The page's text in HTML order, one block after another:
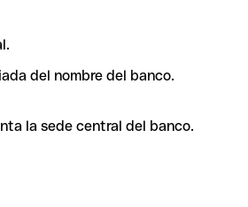
del nombre del banco.
la sede central del banco.